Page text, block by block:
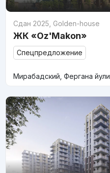
Сдан 2025 Golden-house
ЖК «Oz'Makon»
Спецпредложение
Мирабадский, Фергана йули